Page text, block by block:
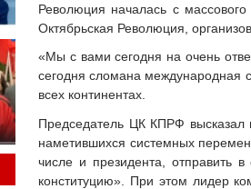
Революция началась с
Октябрьская Революция,
«Мы с вами сегодня на очень
сегодня сломана международная
всех континентах.
Председатель ЦК КПРФ высказал
наметившихся системных
числе и президента, отправить
конституцию». При этом лидер